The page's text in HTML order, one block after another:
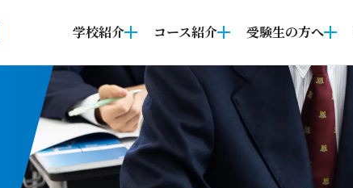
学校紹介 コース紹介 受験生の方へ